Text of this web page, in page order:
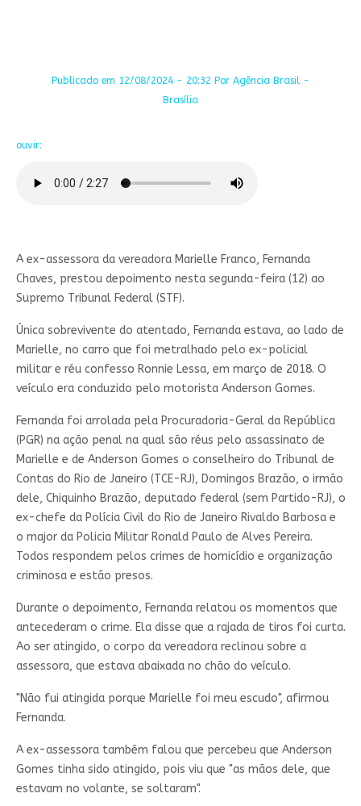
Publicado em 12/08/2024 - 20:32 Por Agência Brasil -
Brasília
ouvir:
A ex-assessora da vereadora Marielle Franco, Fernanda
Chaves, prestou depoimento nesta segunda-feira (12) ao
Supremo Tribunal Federal (STF).
Única sobrevivente do atentado, Fernanda estava, ao lado de
Marielle, no carro que foi metralhado pelo ex-policial
militar e réu confesso Ronnie Lessa, em março de 2018. O
veículo era conduzido pelo motorista Anderson Gomes.
Fernanda foi arrolada pela Procuradoria-Geral da República
(PGR) na ação penal na qual são réus pelo assassinato de
Marielle e de Anderson Gomes o conselheiro do Tribunal de
Contas do Rio de Janeiro (TCE-RJ), Domingos Brazão, o irmão
dele, Chiquinho Brazão, deputado federal (sem Partido-RJ), o
ex-chefe da Polícia Civil do Rio de Janeiro Rivaldo Barbosa e
o major da Policia Militar Ronald Paulo de Alves Pereira.
Todos respondem pelos crimes de homicídio e organização
criminosa e estão presos.
Durante o depoimento, Fernanda relatou os momentos que
antecederam o crime. Ela disse que a rajada de tiros foi curta.
Ao ser atingido, o corpo da vereadora reclinou sobre a
assessora, que estava abaixada no chão do veículo.
"Não fui atingida porque Marielle foi meu escudo", afirmou
Fernanda.
A ex-assessora também falou que percebeu que Anderson
Gomes tinha sido atingido, pois viu que "as mãos dele, que
estavam no volante, se soltaram".